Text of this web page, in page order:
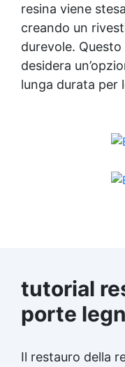
resina viene
creando un
durevole.
desidera
lunga durata per
tutorial
porte
Il restauro della